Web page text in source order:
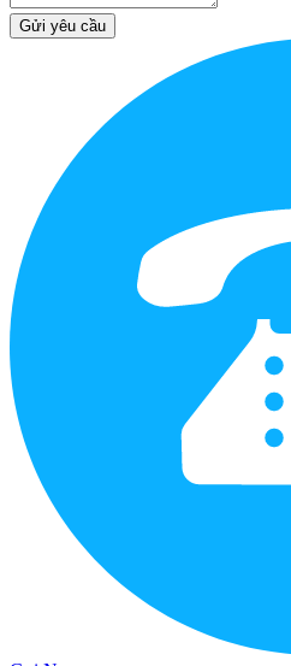
Gửi yêu cầu